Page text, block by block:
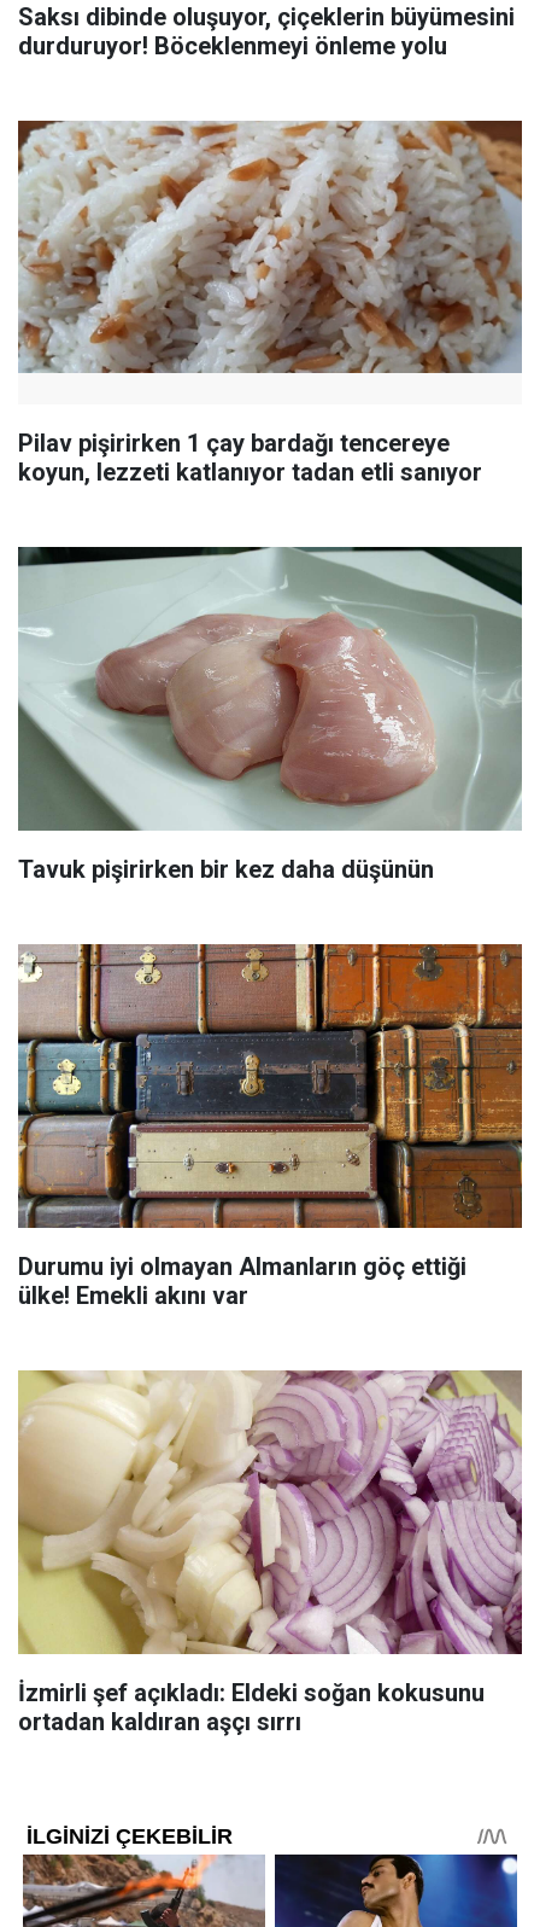
Saksı dibinde oluşuyor, çiçeklerin büyümesini
durduruyor! Böceklenmeyi önleme yolu
Pilav pişirirken 1 çay bardağı tencereye
koyun, lezzeti katlanıyor tadan etli sanıyor
Tavuk pişirirken bir kez daha düşünün
Durumu iyi olmayan Almanların göç ettiği
ülke! Emekli akını var
İzmirli şef açıkladı: Eldeki soğan kokusunu
ortadan kaldıran aşçı sırrı